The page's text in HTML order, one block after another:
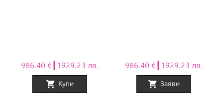
986.40 €┃1929.23 лв.
shopping_cart Купи
986.40 €┃1929.23 лв.
shopping_cart Заяви